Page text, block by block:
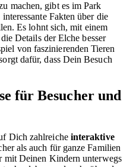
machen, gibt es im Park
Fakten über die
Es lohnt sich, mit einem
Details der Elche besser
von faszinierenden Tieren
dafür, dass Dein Besuch
für Besucher und
Dich zahlreiche interaktive
als auch für ganze Familien
mit Deinen Kindern unterwegs